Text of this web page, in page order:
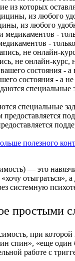
из которых
из любого
- только
не онлайн-
состояния - а
специальные
полезного
— это
системную
простыми
при
спин», «еще
работе с